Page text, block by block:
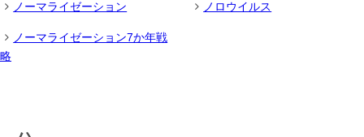
ノーマライゼーション
ノーマライゼーション7か年戦
略
ノロウイルス